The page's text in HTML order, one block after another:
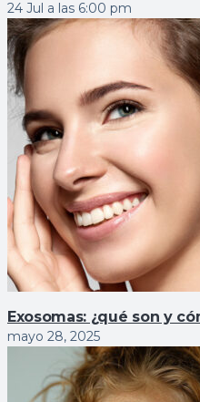
24 Jul a las 6:00 pm
Exosomas: ¿qué son y
mayo 28, 2025